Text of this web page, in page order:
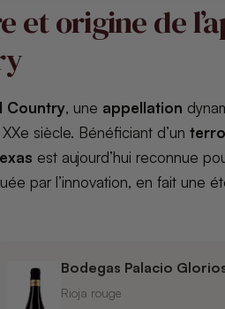
et origine de
Country, une appellation
siècle. Bénéficiant d’un
est aujourd’hui reconnue
par l’innovation, en fait une
Bodegas Palacio
Rioja rouge